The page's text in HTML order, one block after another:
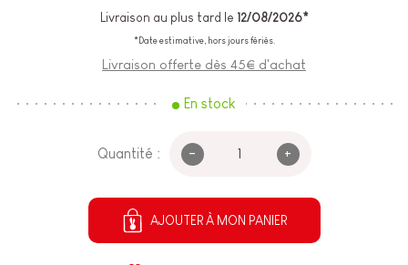
Livraison au plus tard le 12/08/2026*
*Date estimative, hors jours fériés.
Livraison offerte dès 45€ d'achat
En stock
Quantité : - +
AJOUTER À MON PANIER